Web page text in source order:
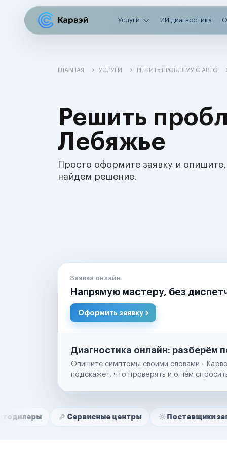
Услуги ИИ диагностика
ГЛАВНАЯ УСЛУГИ РЕШИТЬ ПРОБЛЕМУ С АВТО
Решить
Лебяжье
Просто оформите заявку и
найдем решение.
Заявка онлайн
Напрямую мастеру, без
Оформить заявку
Диагностика онлайн: разберём
Опишите симптомы своими словами -
подскажет, что проверять и о чём
Нам доверяют
Сервисные центры Поставщики запчастей
Маркетплейсы